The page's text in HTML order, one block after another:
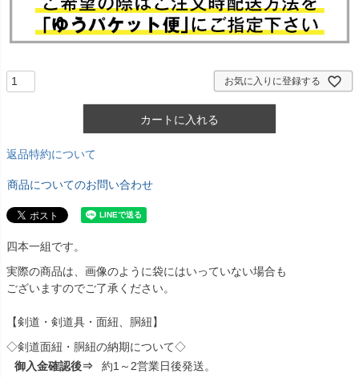
お気に入りに登録する
カートに入れる
返品特約について
商品についてのお問い合わせ
四本一組です。
実際の商品は、画像のように袋にはいっていない場合も
ございますのでご了承ください。
【剣道・剣道具・面紐、胴紐】
◇剣道面紐・胴紐の納期について◇
御入金確認後⇒
約1～2営業日後発送。